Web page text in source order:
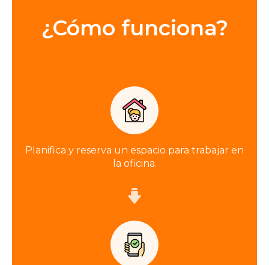
¿Cómo funciona?
Planifica y reserva un espacio para trabajar en
la oficina.